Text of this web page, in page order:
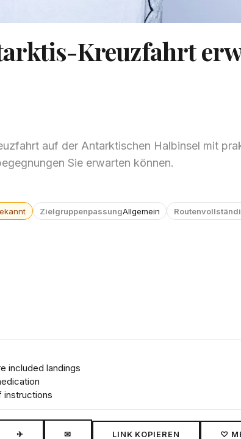
Kreuzfahrt
auf der Antarktischen Halbinsel mit
Sie erwarten können.
ZielgruppenpassungAllgemein
included landings
instructions
✈ ✉ LINK KOPIEREN ♡